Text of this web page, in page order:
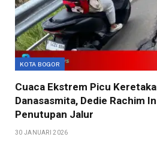
KOTA BOGOR
Cuaca Ekstrem Picu
Danasasmita, Dedie Rachim
Penutupan Jalur
30 JANUARI 2026